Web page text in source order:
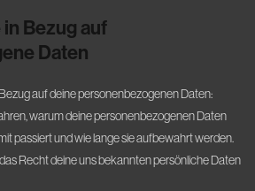
Bezug auf
Daten
auf deine personenbezogenen Daten:
warum deine personenbezogenen Daten
passiert und wie lange sie aufbewahrt werden.
Recht deine uns bekannten persönliche Daten